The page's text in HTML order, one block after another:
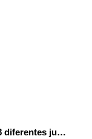
Programa con Scratch, 8 diferentes juegos para vivir la emoción de los partidos de España en el mundial 2026